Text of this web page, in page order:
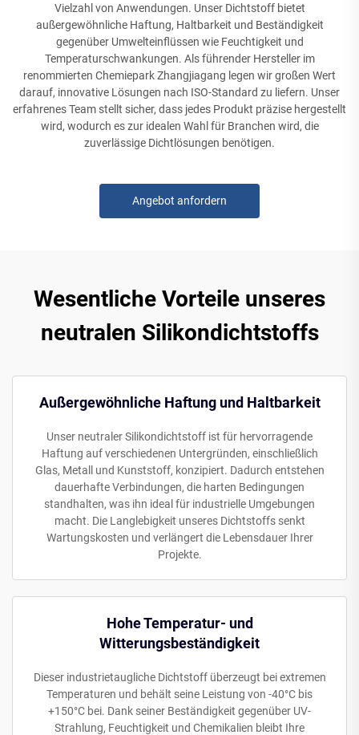
Vielzahl von Anwendungen. Unser Dichtstoff bietet
außergewöhnliche Haftung, Haltbarkeit und Beständigkeit
gegenüber Umwelteinflüssen wie Feuchtigkeit und
Temperaturschwankungen. Als führender Hersteller im
renommierten Chemiepark Zhangjiagang legen wir großen Wert
darauf, innovative Lösungen nach ISO-Standard zu liefern. Unser
erfahrenes Team stellt sicher, dass jedes Produkt präzise hergestellt
wird, wodurch es zur idealen Wahl für Branchen wird, die
zuverlässige Dichtlösungen benötigen.
Angebot anfordern
Wesentliche Vorteile unseres
neutralen Silikondichtstoffs
Außergewöhnliche Haftung und Haltbarkeit
Unser neutraler Silikondichtstoff ist für hervorragende
Haftung auf verschiedenen Untergründen, einschließlich
Glas, Metall und Kunststoff, konzipiert. Dadurch entstehen
dauerhafte Verbindungen, die harten Bedingungen
standhalten, was ihn ideal für industrielle Umgebungen
macht. Die Langlebigkeit unseres Dichtstoffs senkt
Wartungskosten und verlängert die Lebensdauer Ihrer
Projekte.
Hohe Temperatur- und
Witterungsbeständigkeit
Dieser industrietaugliche Dichtstoff überzeugt bei extremen
Temperaturen und behält seine Leistung von -40°C bis
+150°C bei. Dank seiner Beständigkeit gegenüber UV-
Strahlung, Feuchtigkeit und Chemikalien bleibt Ihre